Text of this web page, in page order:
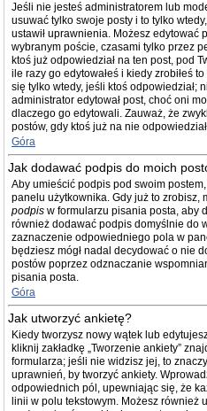
Jeśli nie jesteś administratorem lub
usuwać tylko swoje posty i to tylko
ustawił uprawnienia. Możesz edytować
wybranym poście, czasami tylko przez
ktoś już odpowiedział na ten post, pod
ile razy go edytowałeś i kiedy zrobiłeś
się tylko wtedy, jeśli ktoś odpowiedział;
administrator edytował post, choć oni
dlaczego go edytowali. Zauważ, że
postów, gdy ktoś już na nie
Góra
Jak dodawać podpis do moich
Aby umieścić podpis pod swoim
panelu użytkownika. Gdy już to zrobisz,
podpis w formularzu pisania posta, aby
również dodawać podpis domyślnie do
zaznaczenie odpowiedniego pola w
będziesz mógł nadal decydować o nie
postów poprzez odznaczanie
pisania posta.
Góra
Jak utworzyć ankietę?
Kiedy tworzysz nowy wątek lub
kliknij zakładkę „Tworzenie ankiety”
formularza; jeśli nie widzisz jej, to
uprawnień, by tworzyć ankiety.
odpowiednich pól, upewniając się, że
linii w polu tekstowym. Możesz również